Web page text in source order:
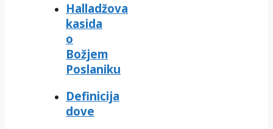
Halladžova
kasida
o
Božjem
Poslaniku
Definicija
dove